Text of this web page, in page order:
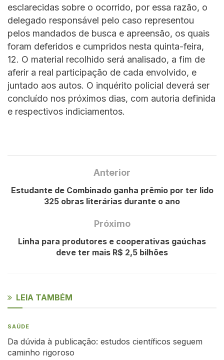
esclarecidas sobre o ocorrido, por essa razão, o
delegado responsável pelo caso representou
pelos mandados de busca e apreensão, os quais
foram deferidos e cumpridos nesta quinta-feira,
12. O material recolhido será analisado, a fim de
aferir a real participação de cada envolvido, e
juntado aos autos. O inquérito policial deverá ser
concluído nos próximos dias, com autoria definida
e respectivos indiciamentos.
Anterior
Estudante de Combinado ganha prêmio por ter lido
325 obras literárias durante o ano
Próximo
Linha para produtores e cooperativas gaúchas
deve ter mais R$ 2,5 bilhões
LEIA TAMBÉM
SAÚDE
Da dúvida à publicação: estudos científicos seguem
caminho rigoroso